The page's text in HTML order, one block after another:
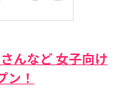
んなど 女子向け
ン！